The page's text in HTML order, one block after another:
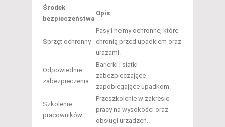
Środek
bezpieczeństwa
Opis
Sprzęt ochronny
Pasy i hełmy ochronne, które
chronią przed upadkiem oraz
urazami.
Odpowiednie
zabezpieczenia
Barierki i siatki
zabezpieczające
zapobiegające upadkom.
Szkolenie
pracowników
Przeszkolenie w zakresie
pracy na wysokości oraz
obsługi urządzeń.